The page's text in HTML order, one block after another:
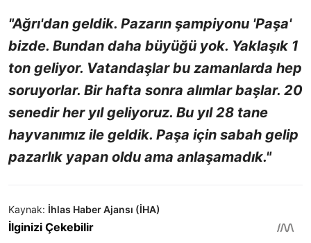
"Ağrı'dan geldik. Pazarın şampiyonu 'Paşa'
bizde. Bundan daha büyüğü yok. Yaklaşık 1
ton geliyor. Vatandaşlar bu zamanlarda hep
soruyorlar. Bir hafta sonra alımlar başlar. 20
senedir her yıl geliyoruz. Bu yıl 28 tane
hayvanımız ile geldik. Paşa için sabah gelip
pazarlık yapan oldu ama anlaşamadık."
Kaynak: İhlas Haber Ajansı (İHA)